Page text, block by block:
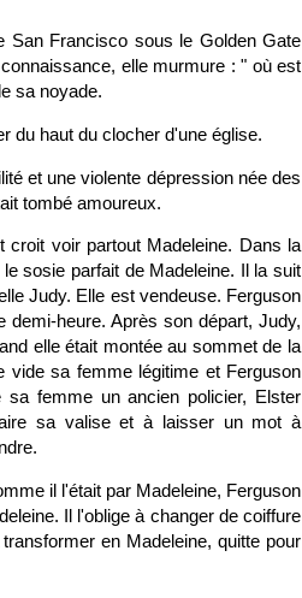
San Francisco sous le Golden Gate
elle murmure : " où est
sa noyade.
du haut du clocher d'une église.
et une violente dépression née des
tombé amoureux.
voir partout Madeleine. Dans la
sosie parfait de Madeleine. Il la suit
Judy. Elle est vendeuse. Ferguson
demi-heure. Après son départ, Judy,
elle était montée au sommet de la
vide sa femme légitime et Ferguson
femme un ancien policier, Elster
sa valise et à laisser un mot à
il l'était par Madeleine, Ferguson
Il l'oblige à changer de coiffure
en Madeleine, quitte pour